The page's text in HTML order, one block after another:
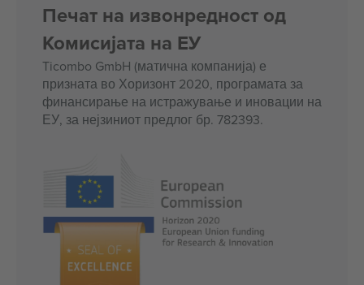
Печат на извонредност од
Комисијата на ЕУ
Ticombo GmbH (матична компанија) е
призната во Хоризонт 2020, програмата за
финансирање на истражување и иновации на
ЕУ, за нејзиниот предлог бр. 782393.